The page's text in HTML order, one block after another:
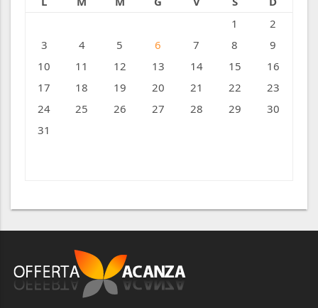
1
2
3
4 5 6 7 8
9
10
11 12 13 14 15
16
17
18 19 20 21 22
23
24
25 26 27 28 29
30
31